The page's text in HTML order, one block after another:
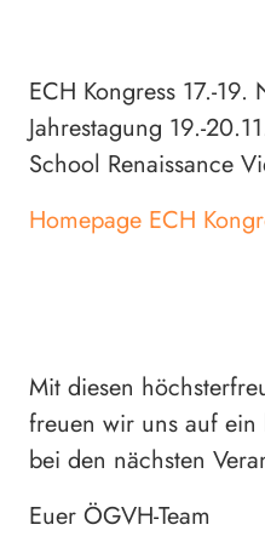
ECH Kongress 17.-
Jahrestagung 19.-
School Renaissance
Homepage ECH
Mit diesen
freuen wir uns auf ein
bei den nächsten
Euer ÖGVH-Team